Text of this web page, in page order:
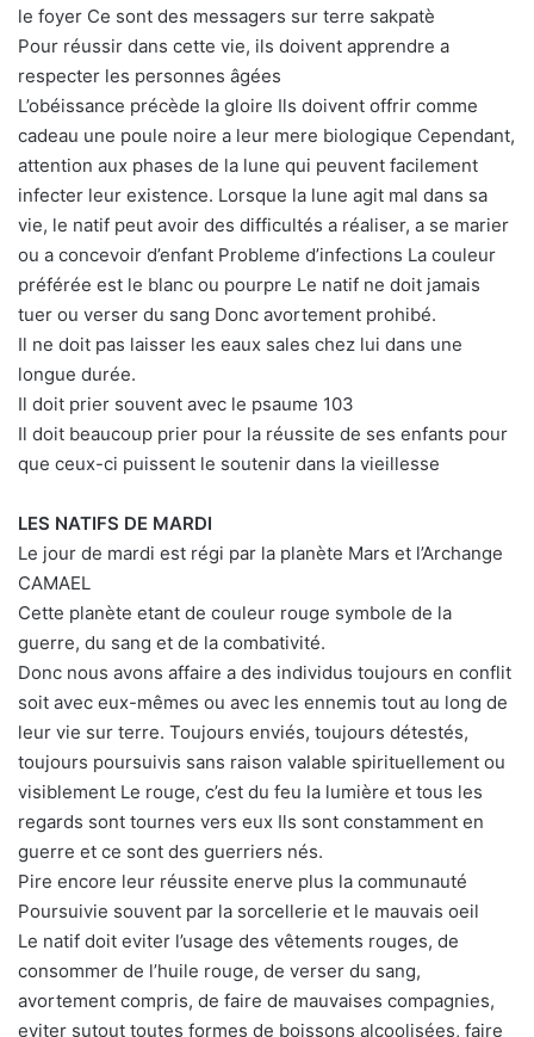
le foyer Ce sont des messagers sur terre sakpatè
Pour réussir dans cette vie, ils doivent apprendre a
respecter les personnes âgées
L’obéissance précède la gloire Ils doivent offrir comme
cadeau une poule noire a leur mere biologique Cependant,
attention aux phases de la lune qui peuvent facilement
infecter leur existence. Lorsque la lune agit mal dans sa
vie, le natif peut avoir des difficultés a réaliser, a se marier
ou a concevoir d’enfant Probleme d’infections La couleur
préférée est le blanc ou pourpre Le natif ne doit jamais
tuer ou verser du sang Donc avortement prohibé.
Il ne doit pas laisser les eaux sales chez lui dans une
longue durée.
Il doit prier souvent avec le psaume 103
Il doit beaucoup prier pour la réussite de ses enfants pour
que ceux-ci puissent le soutenir dans la vieillesse
LES NATIFS DE MARDI
Le jour de mardi est régi par la planète Mars et l’Archange
CAMAEL
Cette planète etant de couleur rouge symbole de la
guerre, du sang et de la combativité.
Donc nous avons affaire a des individus toujours en conflit
soit avec eux-mêmes ou avec les ennemis tout au long de
leur vie sur terre. Toujours enviés, toujours détestés,
toujours poursuivis sans raison valable spirituellement ou
visiblement Le rouge, c’est du feu la lumière et tous les
regards sont tournes vers eux Ils sont constamment en
guerre et ce sont des guerriers nés.
Pire encore leur réussite enerve plus la communauté
Poursuivie souvent par la sorcellerie et le mauvais oeil
Le natif doit eviter l’usage des vêtements rouges, de
consommer de l’huile rouge, de verser du sang,
avortement compris, de faire de mauvaises compagnies,
eviter sutout toutes formes de boissons alcoolisées, faire